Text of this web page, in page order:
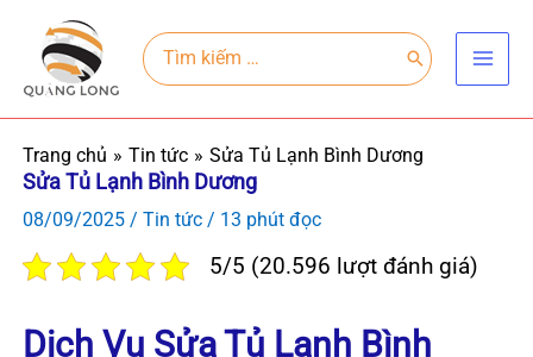
dung
Search
for:
Trang chủ Tin tức Sửa Tủ Lạnh Bình Dương
Sửa Tủ Lạnh Bình Dương
08/09/2025 / Tin tức/ 13 phút đọc
5/5 (20.596 lượt đánh giá)
Dịch Vụ Sửa Tủ Lạnh Bình